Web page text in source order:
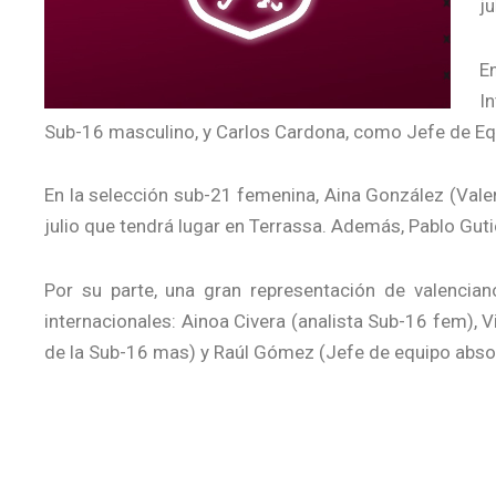
Sub-16 masculino, y Carlos Cardona, como Jefe de
En la selección sub-21 femenina, Aina González
julio que tendrá lugar en Terrassa. Además, Pablo
Por su parte, una gran representación de
internacionales: Ainoa Civera (analista Sub-16 fem),
de la Sub-16 mas) y Raúl Gómez (Jefe de equipo